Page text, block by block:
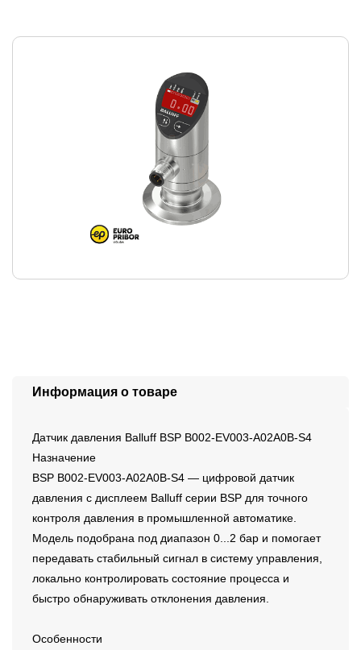
Информация о товаре
Датчик давления Balluff BSP B002-EV003-A02A0B-S4
Назначение
BSP B002-EV003-A02A0B-S4 — цифровой датчик
давления с дисплеем Balluff серии BSP для точного
контроля давления в промышленной автоматике.
Модель подобрана под диапазон 0...2 бар и помогает
передавать стабильный сигнал в систему управления,
локально контролировать состояние процесса и
быстро обнаруживать отклонения давления.
Особенности